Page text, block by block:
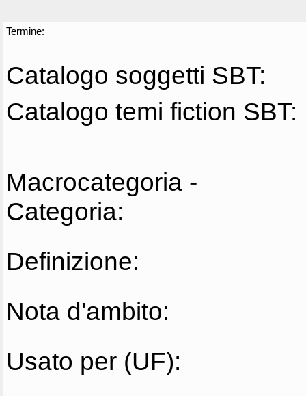
Termine:
Catalogo soggetti SBT:
Catalogo temi fiction SBT:
Macrocategoria -
Categoria:
Definizione:
Nota d'ambito:
Usato per (UF):